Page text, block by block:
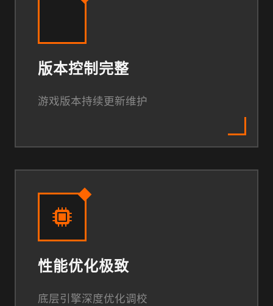
版本控制完整
游戏版本持续更新维护
性能优化极致
底层引擎深度优化调校